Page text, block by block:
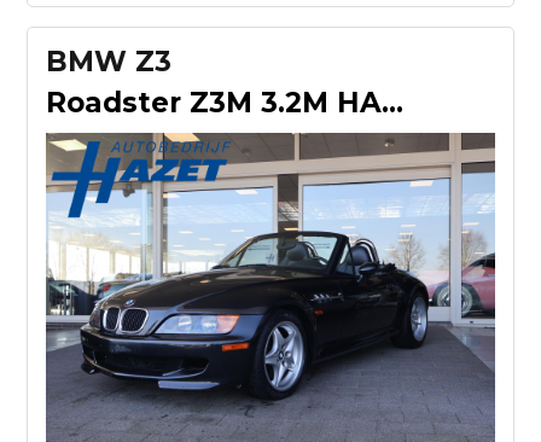
BMW Z3
Roadster Z3M 3.2M HANDGESCHAKELD USA TITLE / GEEN NL KENTEKE